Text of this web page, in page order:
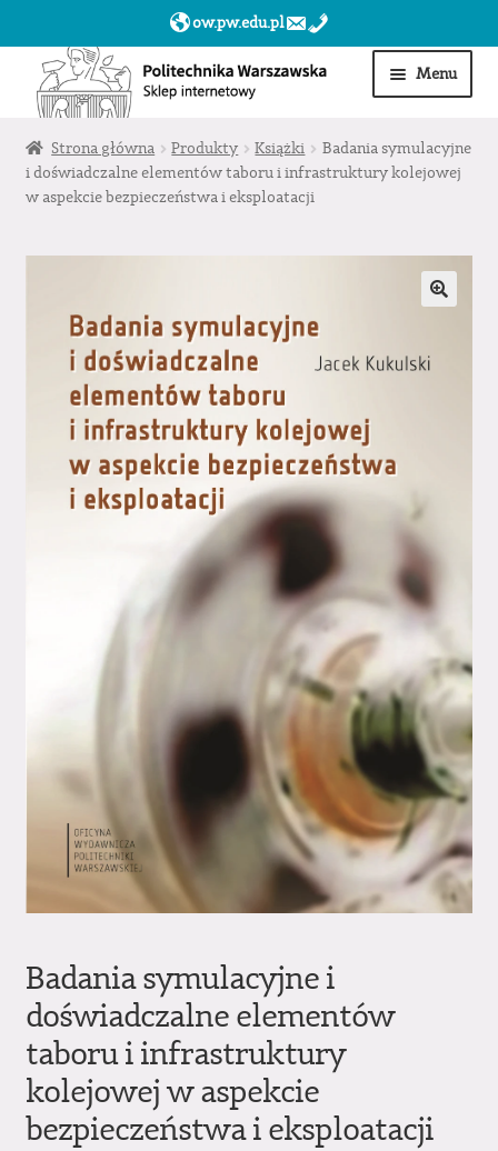
ow.pw.edu.pl
Przejdź
do
nawigacji
Przejdź
do
treści
Menu
Start
Produkty
Obserwowane
Sklep dla jednostek PW »
Strona główna Produkty Książki
Badania symulacyjne
i doświadczalne elementów taboru i infrastruktury kolejowej
w aspekcie bezpieczeństwa i eksploatacji
Badania symulacyjne i
doświadczalne elementów
taboru i infrastruktury
kolejowej w aspekcie
bezpieczeństwa i eksploatacji